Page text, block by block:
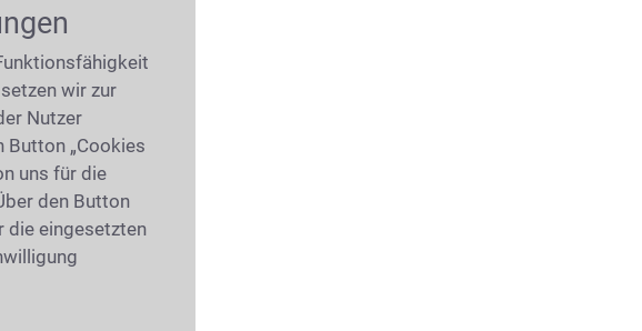
wir zur
Nutzer
Button „Cookies
uns für die
den Button
die eingesetzten